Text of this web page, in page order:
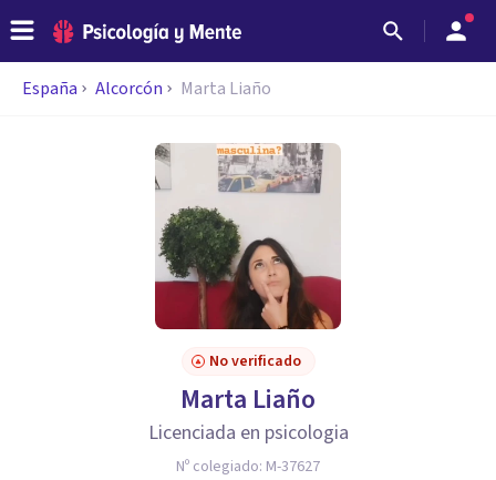
España Alcorcón Marta Liaño
No verificado
Marta Liaño
Licenciada en psicologia
Nº colegiado: M-37627